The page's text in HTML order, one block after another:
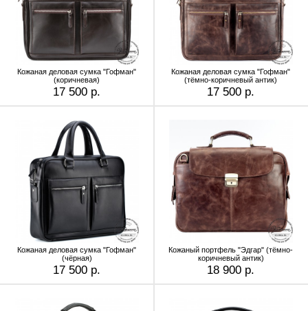
Кожаная деловая сумка "Гофман"
(коричневая)
17 500 р.
Кожаная деловая сумка "Гофман"
(тёмно-коричневый антик)
17 500 р.
Кожаная деловая сумка "Гофман"
(чёрная)
17 500 р.
Кожаный портфель "Эдгар" (тёмно-
коричневый антик)
18 900 р.